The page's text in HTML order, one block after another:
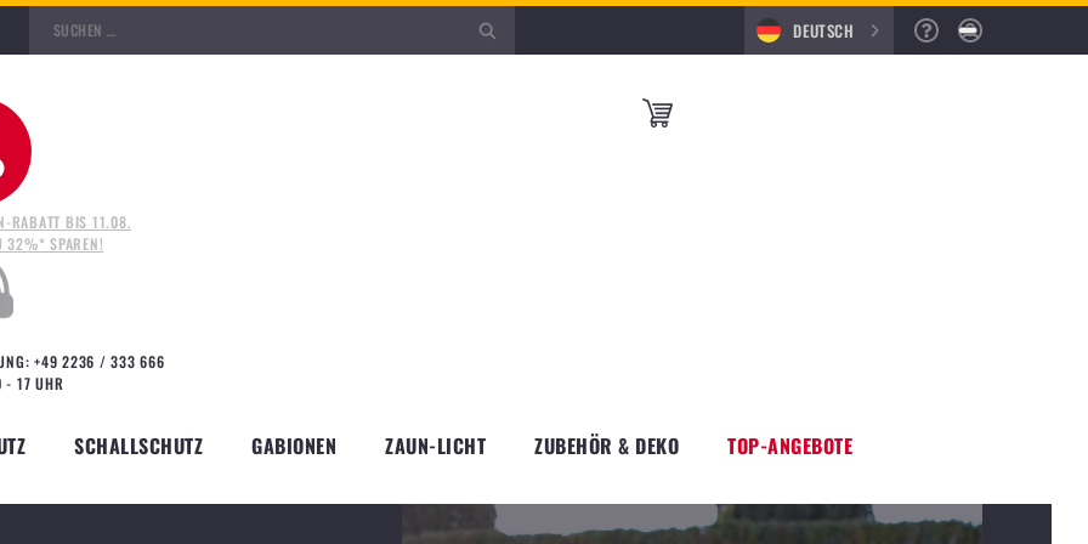
RABATT BIS 11.08.
32%* SPAREN!
+49 2236 / 333 666
- 17 UHR
SCHALLSCHUTZ GABIONEN ZAUN-LICHT ZUBEHÖR & DEKO TOP-ANGEBOTE
-KOMPLETTZAUN-
-KOMPLETTZAUN-
DEUTSCH